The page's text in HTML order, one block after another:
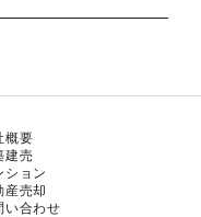
概要
建売
ション
産売却
い合わせ